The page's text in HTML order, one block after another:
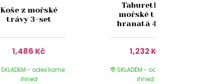
Koše z mořské
trávy 3-set
1,486 Kč
SKLADEM - odesílame
ihned
Taburetka z
mořské trávy
hranatá 40cm
1,232 Kč
SKLADEM - odesílame
ihned